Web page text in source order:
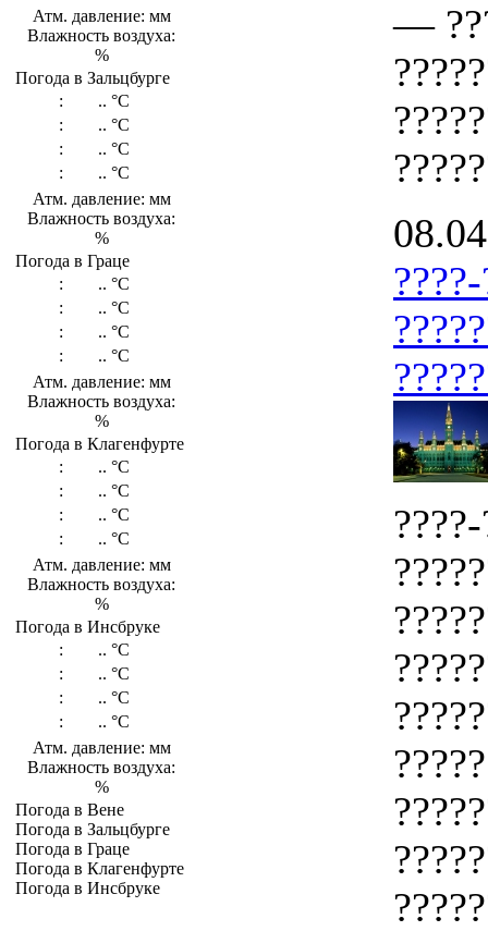
Атм. давление: мм
Влажность воздуха:
%
Погода в Зальцбурге
:
.. °C
:
.. °C
:
.. °C
:
.. °C
Атм. давление: мм
Влажность воздуха:
%
Погода в Граце
:
.. °C
:
.. °C
:
.. °C
:
.. °C
Атм. давление: мм
Влажность воздуха:
%
Погода в Клагенфурте
:
.. °C
:
.. °C
:
.. °C
:
.. °C
Атм. давление: мм
Влажность воздуха:
%
Погода в Инсбруке
:
.. °C
:
.. °C
:
.. °C
:
.. °C
Атм. давление: мм
Влажность воздуха:
%
Погода в Вене
Погода в Зальцбурге
Погода в Граце
Погода в Клагенфурте
Погода в Инсбруке
—